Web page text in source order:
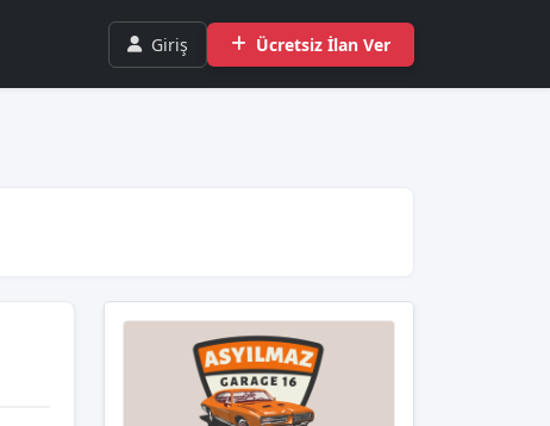
Giriş Ücretsiz İlan Ver